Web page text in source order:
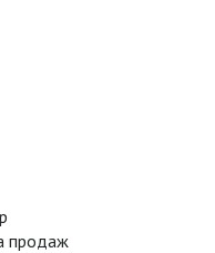
продаж